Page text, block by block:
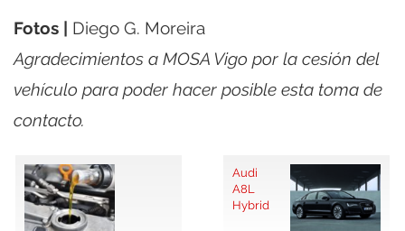
Fotos | Diego G. Moreira
Agradecimientos a MOSA Vigo por la cesión del
vehículo para poder hacer posible esta toma de
contacto.
Audi
A8L
Hybrid